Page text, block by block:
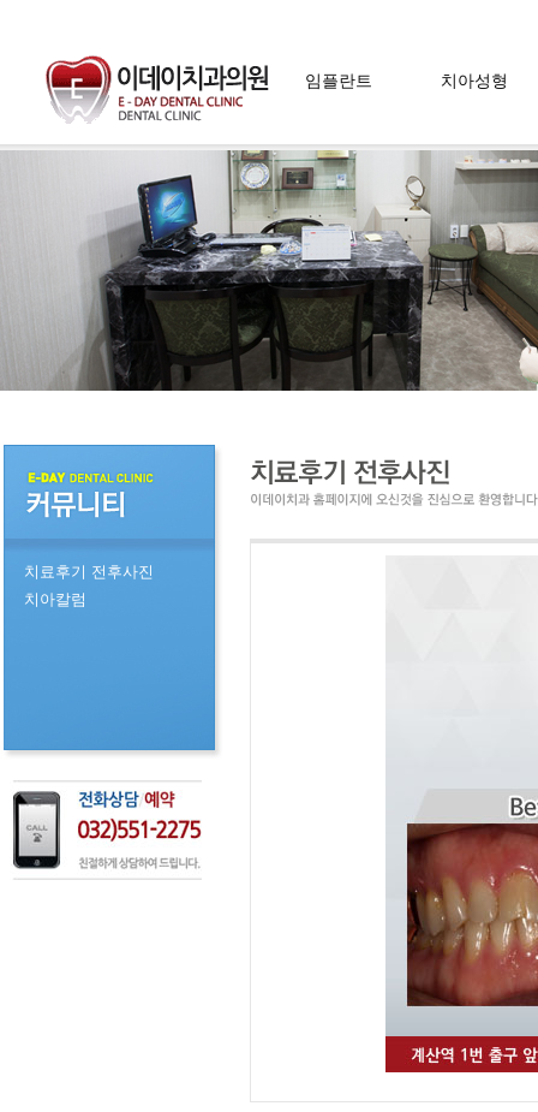
임플란트
임플란트란
임플란트 장점
임플란트 시술방법
임플란트 치료방법
자가치아 뼈이식술
치아성형
라미네이트
치아미백
치료후기 전후사진
치아칼럼